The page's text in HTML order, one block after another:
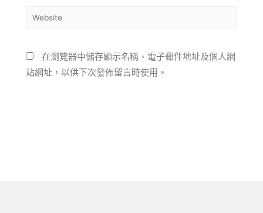
在瀏覽器中儲存顯示名稱、電子郵件地址及個人網
站網址，以供下次發佈留言時使用。